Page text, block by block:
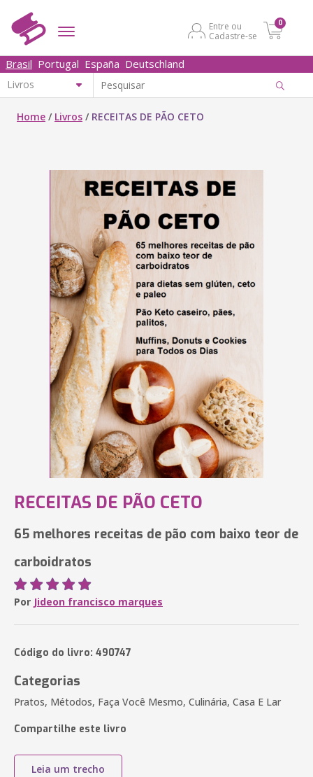
Entre ou
Cadastre-se
0
Brasil Portugal España Deutschland
Home / Livros / RECEITAS DE PÃO CETO
RECEITAS DE PÃO CETO
65 melhores receitas de pão com baixo teor de
carboidratos
Por Jideon francisco marques
Código do livro: 490747
Categorias
Pratos, Métodos, Faça Você Mesmo, Culinária, Casa E Lar
Compartilhe este livro
Leia um trecho